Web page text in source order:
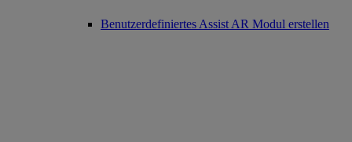
Benutzerdefiniertes Assist AR Modul erstellen